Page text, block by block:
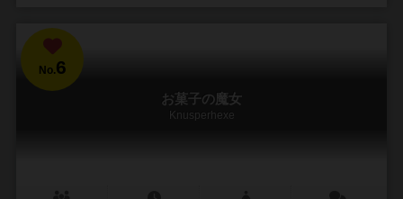
No.6
お菓子の魔女
Knusperhexe